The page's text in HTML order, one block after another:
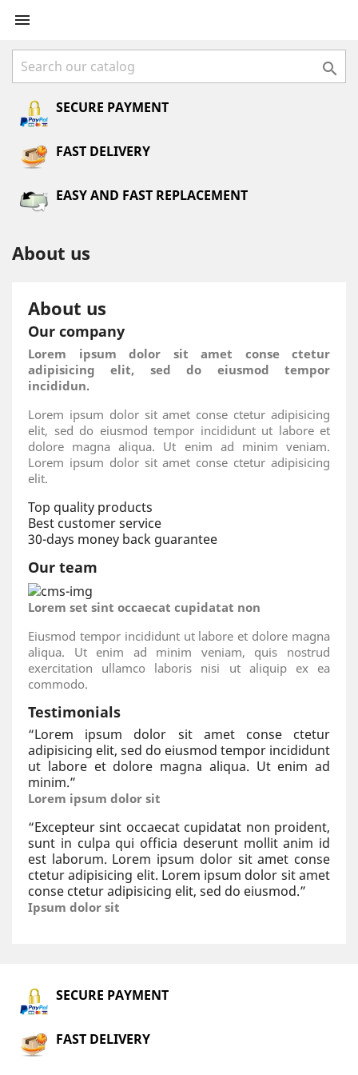


SECURE PAYMENT
FAST DELIVERY
EASY AND FAST REPLACEMENT
About us
About us
Our company
Lorem ipsum dolor sit amet conse ctetur
adipisicing elit, sed do eiusmod tempor
incididun.
Lorem ipsum dolor sit amet conse ctetur adipisicing
elit, sed do eiusmod tempor incididunt ut labore et
dolore magna aliqua. Ut enim ad minim veniam.
Lorem ipsum dolor sit amet conse ctetur adipisicing
elit.
Top quality products
Best customer service
30-days money back guarantee
Our team
Lorem set sint occaecat cupidatat non
Eiusmod tempor incididunt ut labore et dolore magna
aliqua. Ut enim ad minim veniam, quis nostrud
exercitation ullamco laboris nisi ut aliquip ex ea
commodo.
Testimonials
“Lorem ipsum dolor sit amet conse ctetur
adipisicing elit, sed do eiusmod tempor incididunt
ut labore et dolore magna aliqua. Ut enim ad
minim.”
Lorem ipsum dolor sit
“Excepteur sint occaecat cupidatat non proident,
sunt in culpa qui officia deserunt mollit anim id
est laborum. Lorem ipsum dolor sit amet conse
ctetur adipisicing elit. Lorem ipsum dolor sit amet
conse ctetur adipisicing elit, sed do eiusmod.”
Ipsum dolor sit
SECURE PAYMENT
FAST DELIVERY